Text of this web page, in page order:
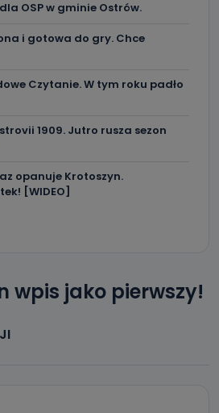
OSP w gminie Ostrów.
i gotowa do gry. Chce
Czytanie. W tym roku padło
1909. Jutro rusza sezon
opanuje Krotoszyn.
[WIDEO]
wpis jako pierwszy!